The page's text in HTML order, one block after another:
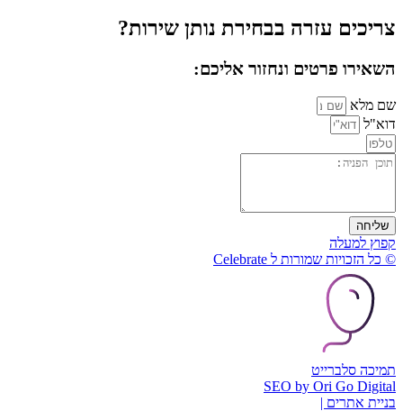
צריכים עזרה בבחירת נותן שירות?
השאירו פרטים ונחזור אליכם:
שם מלא
דוא"ל
שליחה
קפוץ למעלה
© כל הזכויות שמורות ל Celebrate
תמיכה סלברייט
SEO by Ori Go Digital
בניית אתרים |